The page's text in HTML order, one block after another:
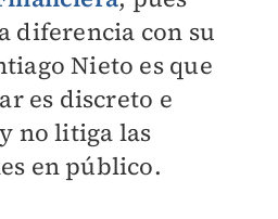
diferencia con su
Nieto es que
es discreto e
no litiga las
en público.